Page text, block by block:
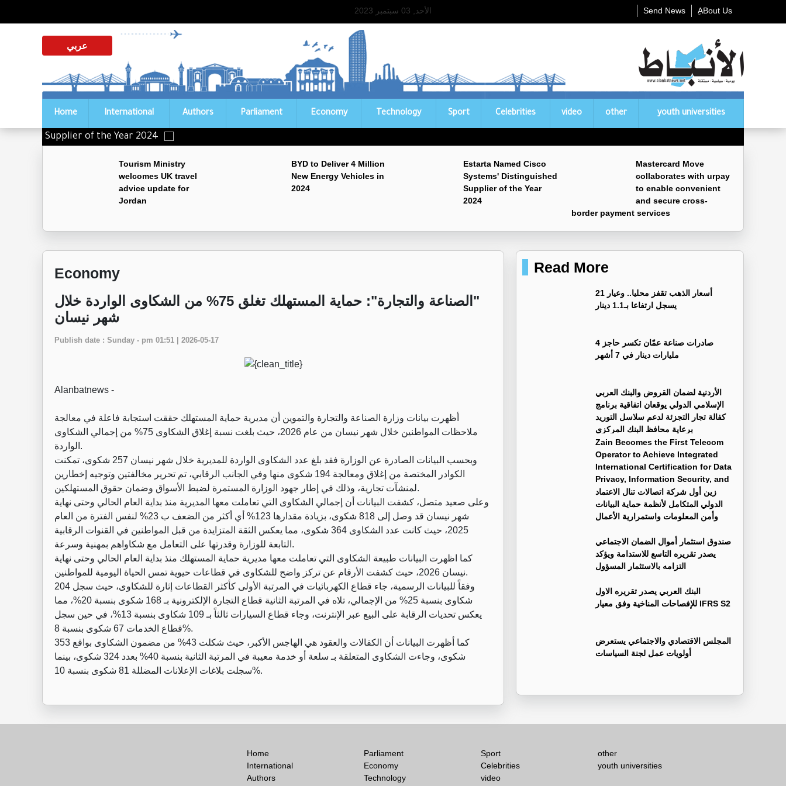
الأحد, 03 سبتمبر 2023 ِABout Us Send News
عربي
Home International Authors Parliament Economy Technology Sport Celebrities video other youth universities
Supplier of the Year 2024
Tourism Ministry
welcomes UK travel
advice update for
Jordan
BYD to Deliver 4 Million
New Energy Vehicles in
2024
Estarta Named Cisco
Systems' Distinguished
Supplier of the Year
2024
Mastercard Move
collaborates with urpay
to enable convenient
and secure cross-
border payment services
Economy
"الصناعة والتجارة": حماية المستهلك تغلق 75% من الشكاوى الواردة خلال
شهر نيسان
Publish date : Sunday - pm 01:51 | 2026-05-17
Alanbatnews -
أظهرت بيانات وزارة الصناعة والتجارة والتموين أن مديرية حماية المستهلك حققت استجابة فاعلة في معالجة
ملاحظات المواطنين خلال شهر نيسان من عام 2026، حيث بلغت نسبة إغلاق الشكاوى 75% من إجمالي الشكاوى
الواردة.
وبحسب البيانات الصادرة عن الوزارة فقد بلغ عدد الشكاوى الواردة للمديرية خلال شهر نيسان 257 شكوى، تمكنت
الكوادر المختصة من إغلاق ومعالجة 194 شكوى منها وفي الجانب الرقابي، تم تحرير مخالفتين وتوجيه إخطارين
لمنشآت تجارية، وذلك في إطار جهود الوزارة المستمرة لضبط الأسواق وضمان حقوق المستهلكين.
وعلى صعيد متصل، كشفت البيانات أن إجمالي الشكاوى التي تعاملت معها المديرية منذ بداية العام الحالي وحتى نهاية
شهر نيسان قد وصل إلى 818 شكوى، بزيادة مقدارها 123% أي أكثر من الضعف ب 23% لنفس الفترة من العام
2025، حيث كانت عدد الشكاوى 364 شكوى، مما يعكس الثقة المتزايدة من قبل المواطنين في القنوات الرقابية
التابعة للوزارة وقدرتها على التعامل مع شكاواهم بمهنية وسرعة.
كما اظهرت البيانات طبيعة الشكاوى التي تعاملت معها مديرية حماية المستهلك منذ بداية العام الحالي وحتى نهاية
نيسان 2026، حيث كشفت الأرقام عن تركز واضح للشكاوى في قطاعات حيوية تمس الحياة اليومية للمواطنين.
وفقاً للبيانات الرسمية، جاء قطاع الكهربائيات في المرتبة الأولى كأكثر القطاعات إثارة للشكاوى، حيث سجل 204
شكاوى بنسبة 25% من الإجمالي، تلاه في المرتبة الثانية قطاع التجارة الإلكترونية بـ 168 شكوى بنسبة 20%، مما
يعكس تحديات الرقابة على البيع عبر الإنترنت، وجاء قطاع السيارات ثالثاً بـ 109 شكاوى بنسبة 13%، في حين سجل
قطاع الخدمات 67 شكوى بنسبة 8%.
كما أظهرت البيانات أن الكفالات والعقود هي الهاجس الأكبر، حيث شكلت 43% من مضمون الشكاوى بواقع 353
شكوى، وجاءت الشكاوى المتعلقة بـ سلعة أو خدمة معيبة في المرتبة الثانية بنسبة 40% بعدد 324 شكوى، بينما
سجلت بلاغات الإعلانات المضللة 81 شكوى بنسبة 10%.
Read More
أسعار الذهب تقفز محليا.. وعيار 21
يسجل ارتفاعا بـ1.1 دينار
صادرات صناعة عمّان تكسر حاجز 4
مليارات دينار في 7 أشهر
الأردنية لضمان القروض والبنك العربي
الإسلامي الدولي يوقعان اتفاقية برنامج
كفالة تجار التجزئة لدعم سلاسل التوريد
برعاية محافظ البنك المركزي
Zain Becomes the First Telecom
Operator to Achieve Integrated
International Certification for Data
Privacy, Information Security, and
Business Continuity Management Systems
زين أول شركة اتصالات تنال الاعتماد
الدولي المتكامل لأنظمة حماية البيانات
وأمن المعلومات واستمرارية الأعمال
صندوق استثمار أموال الضمان الاجتماعي
يصدر تقريره التاسع للاستدامة ويؤكد
التزامه بالاستثمار المسؤول
البنك العربي يصدر تقريره الاول
للإفصاحات المناخية وفق معيار IFRS S2
المجلس الاقتصادي والاجتماعي يستعرض
أولويات عمل لجنة السياسات
Home
International
Authors
Parliament
Economy
Technology
Sport
Celebrities
video
other
youth universities